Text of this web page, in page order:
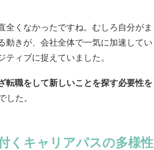
くなかったですね。むしろ自分がま
動きが、会社全体で一気に加速してい
ィブに捉えていました。
転職をして新しいことを探す必要性を
した。
くキャリアパスの多様性